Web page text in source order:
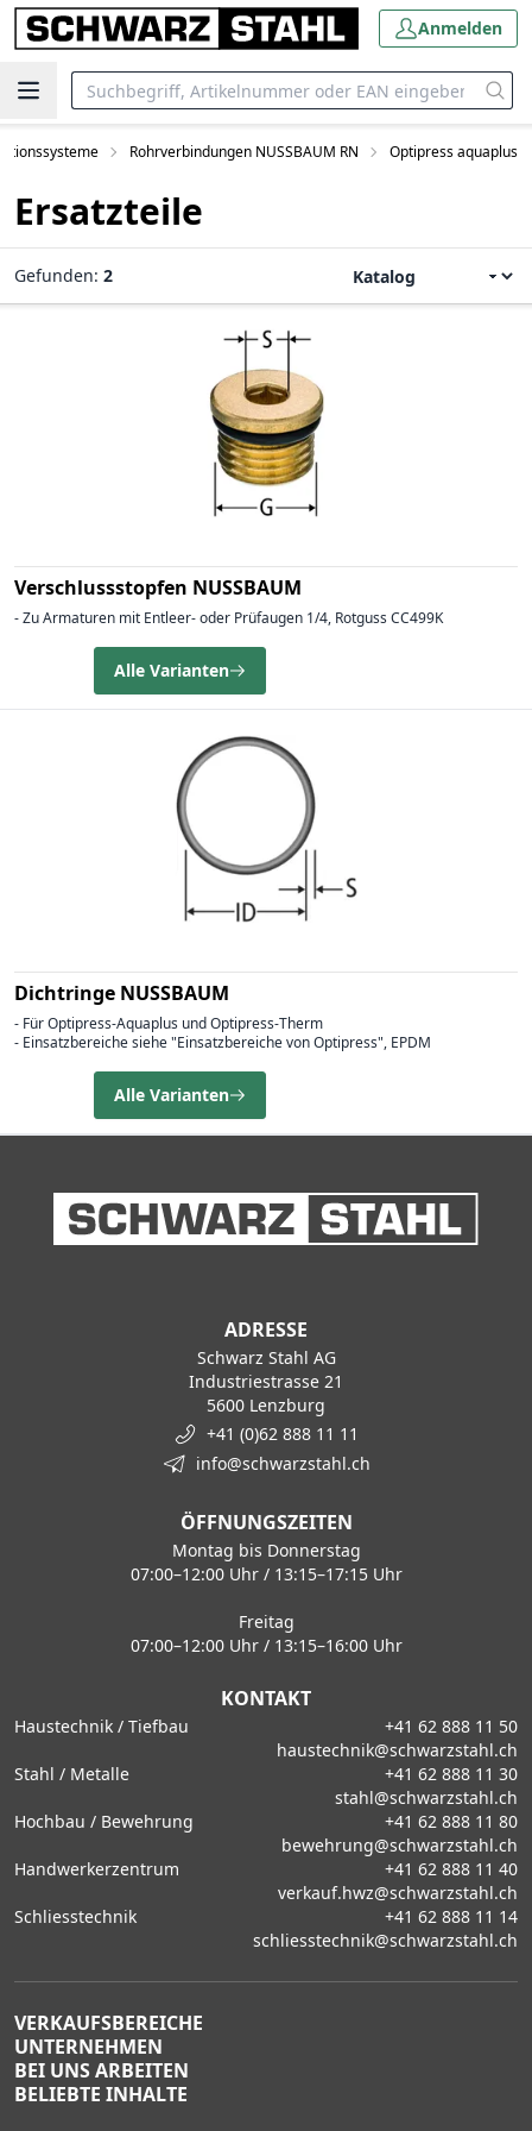
Anmelden
Rohrverbindungen NUSSBAUM RN Optipress aquaplus
Ersatzteile
Gefunden: 2
Verschlussstopfen NUSSBAUM
- Zu Armaturen mit Entleer- oder Prüfaugen 1/4, Rotguss CC499K
Alle Varianten
Dichtringe NUSSBAUM
- Für Optipress-Aquaplus und Optipress-Therm
- Einsatzbereiche siehe "Einsatzbereiche von Optipress", EPDM
Alle Varianten
ADRESSE
Schwarz Stahl AG
Industriestrasse 21
5600 Lenzburg
+41 (0)62 888 11 11
info@schwarzstahl.ch
ÖFFNUNGSZEITEN
Montag bis Donnerstag
07:00–12:00 Uhr / 13:15–17:15 Uhr
Freitag
07:00–12:00 Uhr / 13:15–16:00 Uhr
KONTAKT
Haustechnik / Tiefbau
+41 62 888 11 50
haustechnik@schwarzstahl.ch
Stahl / Metalle
+41 62 888 11 30
stahl@schwarzstahl.ch
Hochbau / Bewehrung
+41 62 888 11 80
bewehrung@schwarzstahl.ch
Handwerkerzentrum
+41 62 888 11 40
verkauf.hwz@schwarzstahl.ch
Schliesstechnik
+41 62 888 11 14
schliesstechnik@schwarzstahl.ch
VERKAUFSBEREICHE
UNTERNEHMEN
BEI UNS ARBEITEN
BELIEBTE INHALTE